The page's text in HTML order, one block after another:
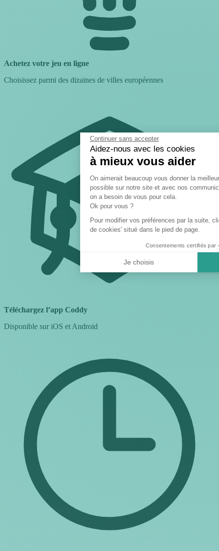
Continuer sans accepter
Aidez-nous avec les cookies
à mieux vous aider
Plateforme de
On aimerait beaucoup vous donner la
possible sur notre site et avec nos
on a besoin de vous pour cela.
Ok pour vous ?
Pour modifier vos préférences par la suite,
de cookies' situé dans le pied de page.
Consentements certifiés par
Je choisis
Achetez votre jeu en ligne
Choisissez parmi des dizaines de villes européennes
Téléchargez l’app Coddy
Disponible sur iOS et Android